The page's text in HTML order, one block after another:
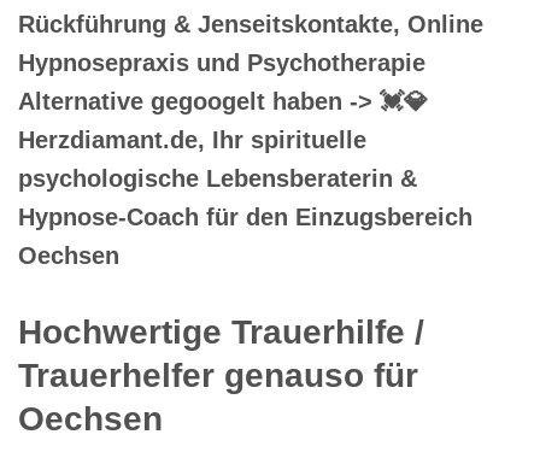
Rückführung & Jenseitskontakte, Online
Hypnosepraxis und Psychotherapie
Alternative gegoogelt haben -> 💓️💎
Herzdiamant.de, Ihr spirituelle
psychologische Lebensberaterin &
Hypnose-Coach für den Einzugsbereich
Oechsen
Hochwertige Trauerhilfe /
Trauerhelfer genauso für
Oechsen